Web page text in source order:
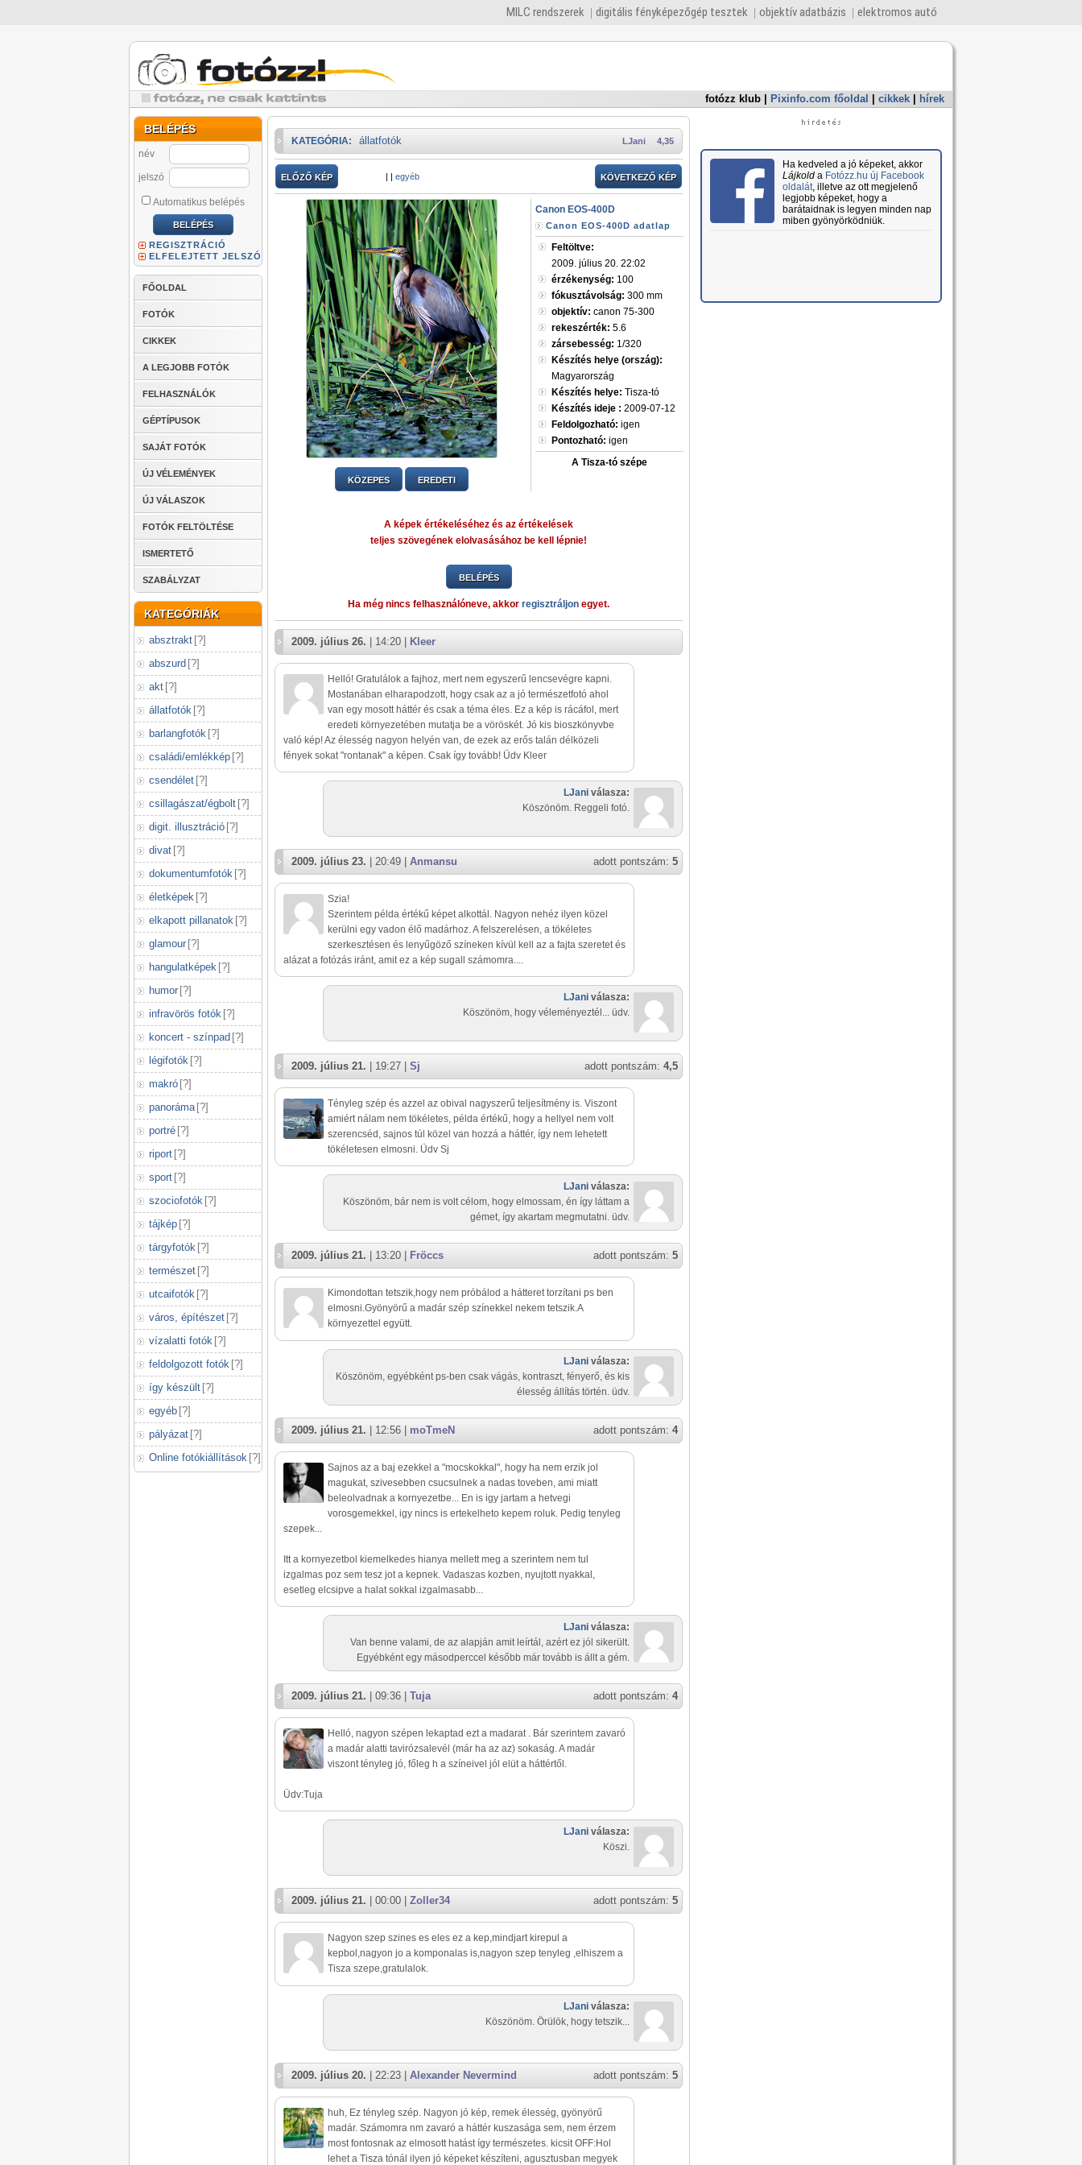
MILC rendszerek digitális fényképezőgép tesztek objektív adatbázis elektromos autó
fotózz klub Pixinfo.com főoldal cikkek hírek
BELÉPÉS
név
jelszó
Automatikus belépés
REGISZTRÁCIÓ
ELFELEJTETT JELSZÓ
FŐOLDAL
FOTÓK
CIKKEK
A LEGJOBB FOTÓK
FELHASZNÁLÓK
GÉPTÍPUSOK
SAJÁT FOTÓK
ÚJ VÉLEMÉNYEK
ÚJ VÁLASZOK
FOTÓK FELTÖLTÉSE
ISMERTETŐ
SZABÁLYZAT
KATEGÓRIÁK
absztrakt [?]
abszurd [?]
akt [?]
állatfotók [?]
barlangfotók [?]
családi/emlékkép [?]
csendélet [?]
csillagászat/égbolt [?]
digit. illusztráció [?]
divat [?]
dokumentumfotók [?]
életképek [?]
elkapott pillanatok [?]
glamour [?]
hangulatképek [?]
humor [?]
infravörös fotók [?]
koncert - színpad [?]
légifotók [?]
makró [?]
panoráma [?]
portré [?]
riport [?]
sport [?]
szociofotók [?]
tájkép [?]
tárgyfotók [?]
természet [?]
utcaifotók [?]
város, építészet [?]
vízalatti fotók [?]
feldolgozott fotók [?]
így készült [?]
egyéb [?]
pályázat [?]
Online fotókiállítások [?]
4,35
LJani
KATEGÓRIA: állatfotók
ELŐZŐ KÉP | | egyéb KÖVETKEZŐ KÉP
KÖZEPES EREDETI
Canon EOS-400D
Canon EOS-400D adatlap
Feltöltve:
2009. július 20. 22:02
érzékenység: 100
fókusztávolság: 300 mm
objektív: canon 75-300
rekeszérték: 5.6
zársebesség: 1/320
Készítés helye (ország):
Magyarország
Készítés helye: Tisza-tó
Készítés ideje : 2009-07-12
Feldolgozható: igen
Pontozható: igen
A Tisza-tó szépe
A képek értékeléséhez és az értékelések
teljes szövegének elolvasásához be kell lépnie!
BELÉPÉS
Ha még nincs felhasználóneve, akkor regisztráljon egyet.
2009. július 26. | 14:20 | Kleer
Helló! Gratulálok a fajhoz, mert nem egyszerű lencsevégre kapni.
Mostanában elharapodzott, hogy csak az a jó természetfotó ahol
van egy mosott háttér és csak a téma éles. Ez a kép is rácáfol, mert
eredeti környezetében mutatja be a vöröskét. Jó kis bioszkönyvbe
való kép! Az élesség nagyon helyén van, de ezek az erős talán délközeli
fények sokat "rontanak" a képen. Csak így tovább! Üdv Kleer
LJani válasza:
Köszönöm. Reggeli fotó.
adott pontszám: 5
2009. július 23. | 20:49 | Anmansu
Szia!
Szerintem példa értékű képet alkottál. Nagyon nehéz ilyen közel
kerülni egy vadon élő madárhoz. A felszerelésen, a tökéletes
szerkesztésen és lenyűgöző színeken kívül kell az a fajta szeretet és
alázat a fotózás iránt, amit ez a kép sugall számomra....
LJani válasza:
Köszönöm, hogy véleményeztél... üdv.
adott pontszám: 4,5
2009. július 21. | 19:27 | Sj
Tényleg szép és azzel az obival nagyszerű teljesítmény is. Viszont
amiért nálam nem tökéletes, példa értékű, hogy a hellyel nem volt
szerencséd, sajnos túl közel van hozzá a háttér, így nem lehetett
tökéletesen elmosni. Üdv Sj
LJani válasza:
Köszönöm, bár nem is volt célom, hogy elmossam, én így láttam a
gémet, így akartam megmutatni. üdv.
adott pontszám: 5
2009. július 21. | 13:20 | Fröccs
Kimondottan tetszik,hogy nem próbálod a hátteret torzítani ps ben
elmosni.Gyönyörű a madár szép színekkel nekem tetszik.A
környezettel együtt.
LJani válasza:
Köszönöm, egyébként ps-ben csak vágás, kontraszt, fényerő, és kis
élesség állítás történ. üdv.
adott pontszám: 4
2009. július 21. | 12:56 | moTmeN
Sajnos az a baj ezekkel a "mocskokkal", hogy ha nem erzik jol
magukat, szivesebben csucsulnek a nadas toveben, ami miatt
beleolvadnak a kornyezetbe... En is igy jartam a hetvegi
vorosgemekkel, igy nincs is ertekelheto kepem roluk. Pedig tenyleg
szepek...
Itt a kornyezetbol kiemelkedes hianya mellett meg a szerintem nem tul
izgalmas poz sem tesz jot a kepnek. Vadaszas kozben, nyujtott nyakkal,
esetleg elcsipve a halat sokkal izgalmasabb...
LJani válasza:
Van benne valami, de az alapján amit leírtál, azért ez jól sikerült.
Egyébként egy másodperccel később már tovább is állt a gém.
adott pontszám: 4
2009. július 21. | 09:36 | Tuja
Helló, nagyon szépen lekaptad ezt a madarat . Bár szerintem zavaró
a madár alatti tavirózsalevél (már ha az az) sokaság. A madár
viszont tényleg jó, főleg h a színeivel jól elüt a háttértől.
Üdv:Tuja
LJani válasza:
Köszi.
adott pontszám: 5
2009. július 21. | 00:00 | Zoller34
Nagyon szep szines es eles ez a kep,mindjart kirepul a
kepbol,nagyon jo a komponalas is,nagyon szep tenyleg ,elhiszem a
Tisza szepe,gratulalok.
LJani válasza:
Köszönöm. Örülök, hogy tetszik...
adott pontszám: 5
2009. július 20. | 22:23 | Alexander Nevermind
huh, Ez tényleg szép. Nagyon jó kép, remek élesség, gyönyörű
madár. Számomra nm zavaró a háttér kuszasága sem, nem érzem
most fontosnak az elmosott hatást így természetes. kicsit OFF:Hol
lehet a Tisza tónál ilyen jó képeket készíteni, agusztusban megyek
Ha kedveled a jó képeket, akkor
Lájkolda Fotózz.hu új Facebook
oldalát, illetve az ott megjelenő
legjobb képeket, hogy a
barátaidnak is legyen minden nap
miben gyönyörködniük.